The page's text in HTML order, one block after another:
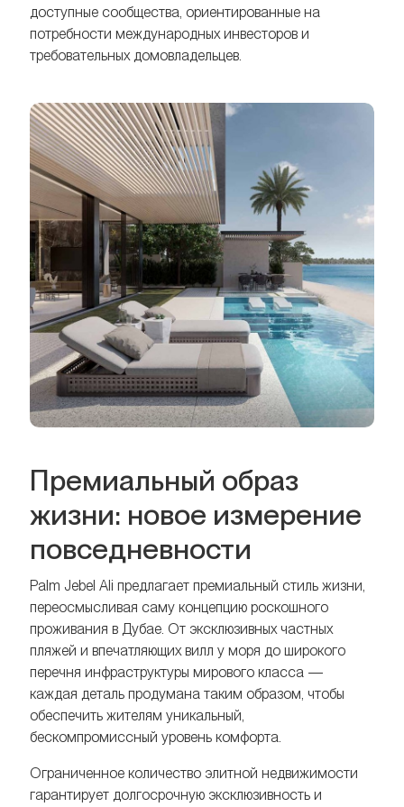
доступные сообщества, ориентированные на
потребности международных инвесторов и
требовательных домовладельцев.
Премиальный образ
жизни: новое измерение
повседневности
Palm Jebel Ali предлагает премиальный стиль жизни,
переосмысливая саму концепцию роскошного
проживания в Дубае. От эксклюзивных частных
пляжей и впечатляющих вилл у моря до широкого
перечня инфраструктуры мирового класса —
каждая деталь продумана таким образом, чтобы
обеспечить жителям уникальный,
бескомпромиссный уровень комфорта.
Ограниченное количество элитной недвижимости
гарантирует долгосрочную эксклюзивность и